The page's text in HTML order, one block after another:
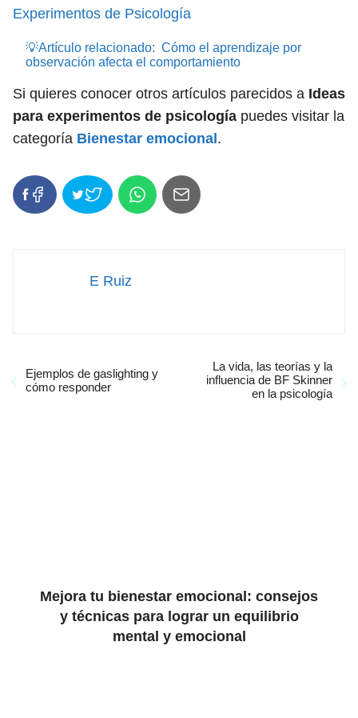
Experimentos de Psicología
💡Artículo relacionado: Cómo el aprendizaje por
observación afecta el comportamiento
Si quieres conocer otros artículos parecidos a Ideas
para experimentos de psicología puedes visitar la
categoría Bienestar emocional .
E Ruiz
Ejemplos de gaslighting y
cómo responder
La vida, las teorías y la
influencia de BF Skinner
en la psicología
Mejora tu bienestar emocional: consejos
y técnicas para lograr un equilibrio
mental y emocional